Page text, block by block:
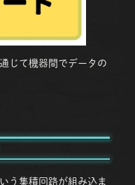
じて機器間でデータの
う集積回路が組み込ま